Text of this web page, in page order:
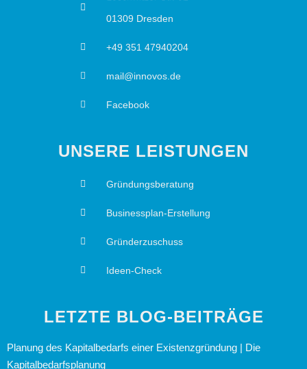
01309 Dresden
+49 351 47940204
mail@innovos.de
Facebook
UNSERE LEISTUNGEN
Gründungsberatung
Businessplan-Erstellung
Gründerzuschuss
Ideen-Check
LETZTE BLOG-BEITRÄGE
Planung des Kapitalbedarfs einer Existenzgründung | Die
Kapitalbedarfsplanung